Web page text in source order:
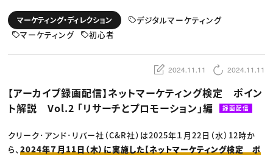
動画配信・映像制作
編集・ライティング
マーケティング
業界解説・キャリア事情
TOP Creator’s コラム トップ
Webクリエイター
アプリクリエイター
映像クリエイター
C＆R Magazine
セミナー
ニュース・トレンド
Web
映像
ゲーム・エンタメ
広告
出版
CREATIVE VILLAGEからのお知らせ
マーケティング・ディレクション
デジタルマーケティング
マーケティング
初心者
2024.11.11 2024.11.11
【アーカイブ録画配信】ネットマーケティング検定 ポイン
ト解説 Vol.2 「リサーチとプロモーション」編
録画配信
クリーク･アンド･リバー社（C&R社）は2025年１月22日（水）12時か
ら、2024年７月11日（木）に実施した【ネットマーケティング検定 ポ